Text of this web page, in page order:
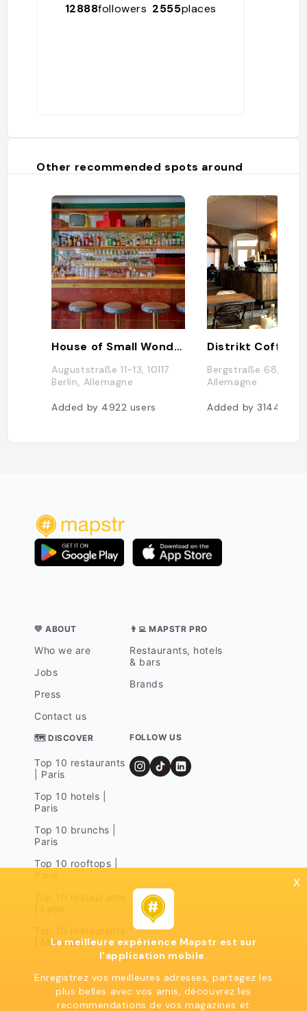
12888followers 2555places
Other recommended spots around
House of Small Wonder
Auguststraße 11-13, 10117
Berlin, Allemagne
Added by 4922 users
Distrikt Coffee
Bergstraße 68,
Allemagne
Added by 3144
💛 ABOUT
Who we are
Jobs
Press
Contact us
👨‍💻 MAPSTR PRO
Restaurants, hotels
& bars
Brands
🗺 DISCOVER
Top 10 restaurants
| Paris
Top 10 hotels |
Paris
Top 10 brunchs |
Paris
Top 10 rooftops |
| Marseille
FOLLOW US
x
La meilleure expérience Mapstr est sur
l'application mobile.
Enregistrez vos meilleures adresses, partagez les
plus belles avec vos amis, découvrez les
recommendations de vos magazines et